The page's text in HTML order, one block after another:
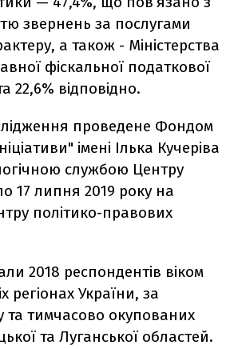
звернень за послугами
а також - Міністерства
фіскальної податкової
22,6% відповідно.
проведене Фондом
імені Ілька Кучеріва
службою Центру
17 липня 2019 року на
політико-правових
2018 респондентів віком
регіонах України, за
та тимчасово окупованих
та Луганської областей.